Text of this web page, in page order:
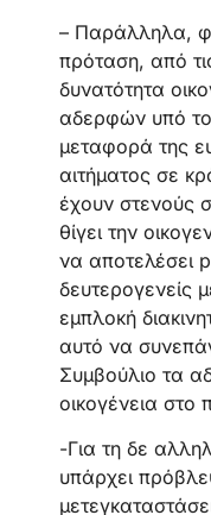
– Παράλληλα,
πρόταση, από
δυνατότητα
αδερφών υπό
μεταφορά της
αιτήματος σε
έχουν στενούς
θίγει την
να αποτελέσει
δευτερογενείς
εμπλοκή
αυτό να
Συμβούλιο τα
οικογένεια στο
-Για τη δε
υπάρχει